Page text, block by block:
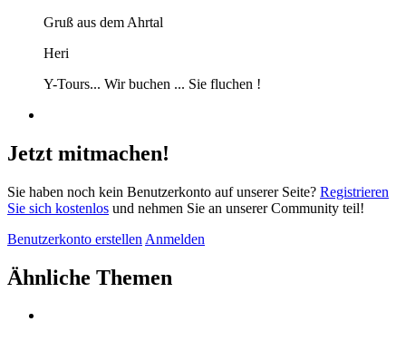
Gruß aus dem Ahrtal
Heri
Y-Tours... Wir buchen ... Sie fluchen !
Jetzt mitmachen!
Sie haben noch kein Benutzerkonto auf unserer Seite? Registrieren
Sie sich kostenlos und nehmen Sie an unserer Community teil!
Benutzerkonto erstellen Anmelden
Ähnliche Themen